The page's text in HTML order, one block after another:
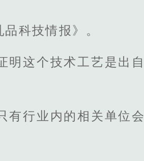
科技情报》。
明这个技术工艺是出自
有行业内的相关单位会